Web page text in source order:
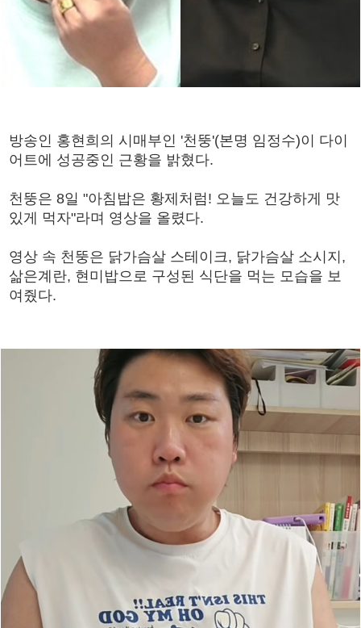
방송인 홍현희의 시매부인 '천뚱'(본명 임정수)이 다이
어트에 성공중인 근황을 밝혔다.
천뚱은 8일 "아침밥은 황제처럼! 오늘도 건강하게 맛
있게 먹자"라며 영상을 올렸다.
영상 속 천뚱은 닭가슴살 스테이크, 닭가슴살 소시지,
삶은계란, 현미밥으로 구성된 식단을 먹는 모습을 보
여줬다.